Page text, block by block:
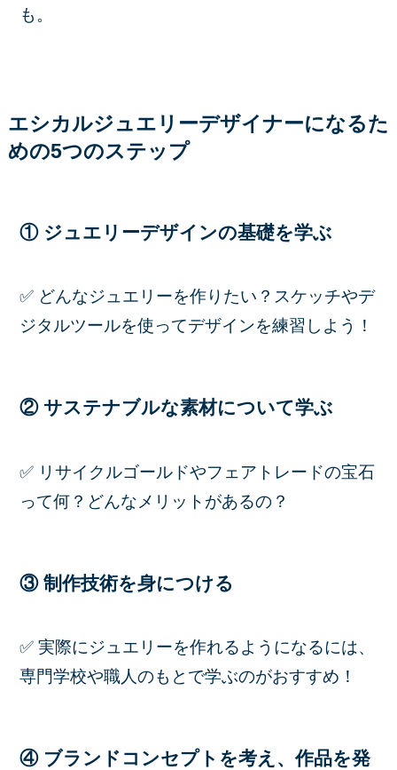
も。
エシカルジュエリーデザイナーになるた
めの5つのステップ
① ジュエリーデザインの基礎を学ぶ
✅ どんなジュエリーを作りたい？スケッチやデ
ジタルツールを使ってデザインを練習しよう！
② サステナブルな素材について学ぶ
✅ リサイクルゴールドやフェアトレードの宝石
って何？どんなメリットがあるの？
③ 制作技術を身につける
✅ 実際にジュエリーを作れるようになるには、
専門学校や職人のもとで学ぶのがおすすめ！
④ ブランドコンセプトを考え、作品を発